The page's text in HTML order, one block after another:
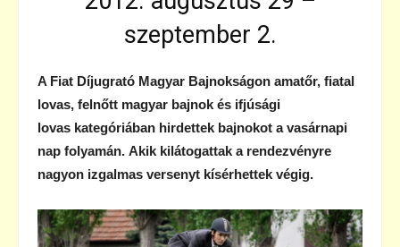
szeptember 2.
A Fiat Díjugrató Magyar Bajnokságon amatőr, fiatal
lovas, felnőtt magyar bajnok és ifjúsági
lovas kategóriában hirdettek bajnokot a vasárnapi
nap folyamán. Akik kilátogattak a rendezvényre
nagyon izgalmas versenyt kísérhettek végig.